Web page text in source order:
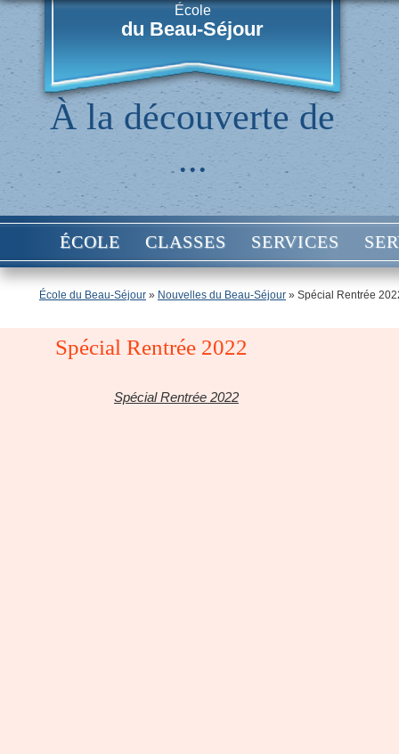
École
du Beau-Séjour
À la découverte de
...
ÉCOLE CLASSES SERVICES
École du Beau-Séjour » Nouvelles du Beau-Séjour » Spécial Rentrée
Spécial Rentrée 2022
Spécial Rentrée 2022